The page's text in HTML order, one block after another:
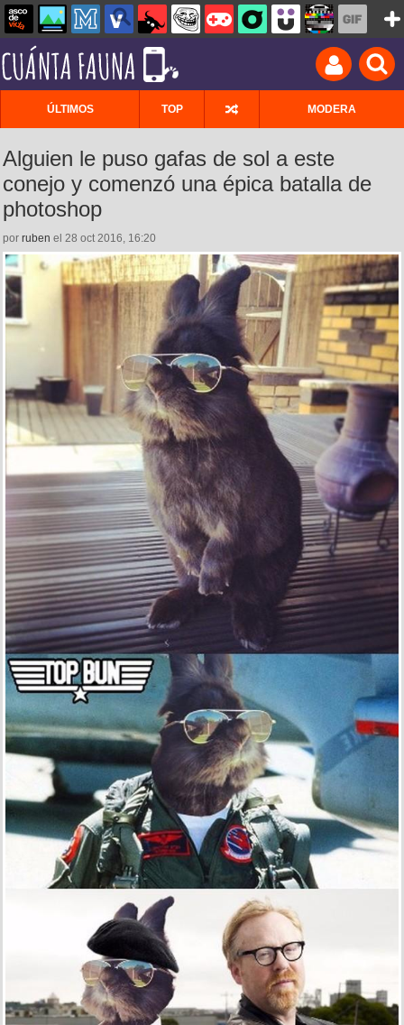
ÚLTIMOS TOP MODERA
Alguien le puso gafas de sol a este
conejo y comenzó una épica batalla de
photoshop
por ruben el 28 oct 2016, 16:20